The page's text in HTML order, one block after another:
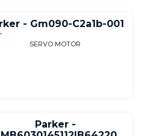
- Gm090-C2a1b-001
SERVO MOTOR
Parker -